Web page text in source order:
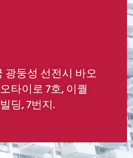
광둥성 선전시 바오
타이로 7호, 이퀄
딩, 7번지.